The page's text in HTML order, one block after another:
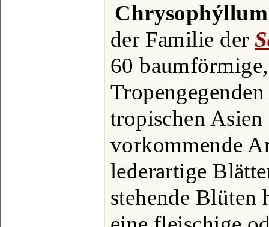
Chrysophýllum
der Familie der
60
tropischen
vorkommende
lederartige
stehende Blüten